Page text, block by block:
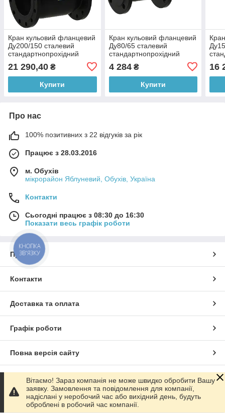
Кран кульовий фланцевий
Ду200/150 сталевий
стандартнопрохідний
21 290,40 ₴
Купити
Кран кульовий фланцевий
Ду80/65 сталевий
стандартнопрохідний
4 284₴
Купити
16
Про нас
100% позитивних з 22 відгуків за рік
Працює з 28.03.2016
м. Обухів
мікрорайон Яблуневий, Обухів, Україна
Контакти
Сьогодні працює з 08:30 до 16:30
Показати весь графік роботи
Про нас
Контакти
Доставка та оплата
Графік роботи
Повна версія сайту
Сайт створено на маркетплейсі
Політика конфіденційності
Вітаємо! Зараз компанія не може швидко обробити Вашу
заявку. Замовлення та повідомлення для компанії,
надіслані у неробочий час або вихідний день, будуть
оброблені в робочий час компанії.
КНОПКА
ЗВ'ЯЗКУ